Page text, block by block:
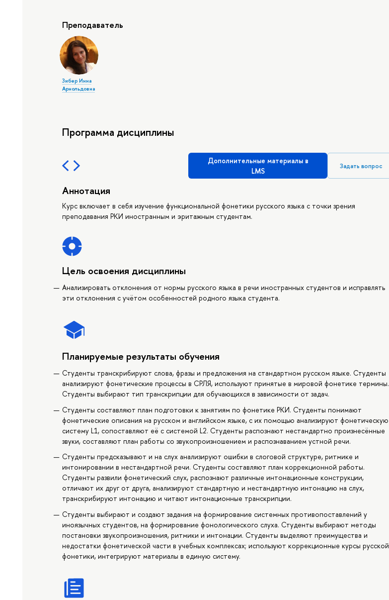
Преподаватель
Зибер Инна
Арнольдовна
Программа дисциплины
Дополнительные материалы в
LMS
Задать вопрос
Аннотация
Курс включает в себя изучение функциональной фонетики русского языка с точки зрения
преподавания РКИ иностранным и эритажным студентам.
Цель освоения дисциплины
Анализировать отклонения от нормы русского языка в речи иностранных студентов и исправлять
эти отклонения с учётом особенностей родного языка студента.
Планируемые результаты обучения
Студенты транскрибируют слова, фразы и предложения на стандартном русском языке. Студенты
анализируют фонетические процессы в СРЛЯ, используют принятые в мировой фонетике термины.
Студенты выбирают тип транскрипции для обучающихся в зависимости от задач.
Студенты составляют план подготовки к занятиям по фонетике РКИ. Студенты понимают
фонетические описания на русском и английском языке, с их помощью анализируют фонетическую
систему L1, сопоставляют её с системой L2. Студенты распознают нестандартно произнесённые
звуки, составляют план работы со звукопроизношением и распознаванием устной речи.
Студенты предсказывают и на слух анализируют ошибки в слоговой структуре, ритмике и
интонировании в нестандартной речи. Студенты составляют план коррекционной работы.
Студенты развили фонетический слух, распознают различные интонационные конструкции,
отличают их друг от друга, анализируют стандартную и нестандартную интонацию на слух,
транскрибируют интонацию и читают интонационные транскрипции.
Студенты выбирают и создают задания на формирование системных противопоставлений у
иноязычных студентов, на формирование фонологического слуха. Студенты выбирают методы
постановки звукопроизношения, ритмики и интонации. Студенты выделяют преимущества и
недостатки фонетической части в учебных комплексах; используют коррекционные курсы русской
фонетики, интегрируют материалы в единую систему.